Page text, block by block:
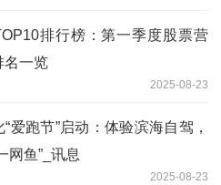
排行榜：第一季度股票营
名一览
2025-08-23
爱跑节”启动：体验滨海自驾，
网鱼”_讯息
2025-08-23